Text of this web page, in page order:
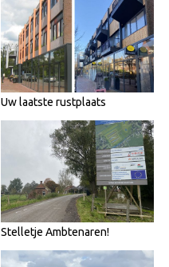
Uw laatste rustplaats
Stelletje Ambtenaren!